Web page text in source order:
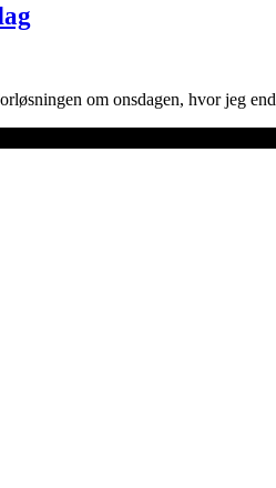
om onsdagen, hvor jeg